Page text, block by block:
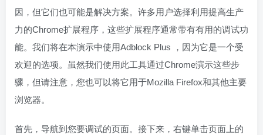
因，但它们也可能是解决方案。许多用户选择利用提高生产
力的Chrome扩展程序，这些扩展程序通常带有有用的调试功
能。我们将在本演示中使用Adblock Plus ，因为它是一个受
欢迎的选项。虽然我们使用此工具通过Chrome演示这些步
骤，但请注意，您也可以将它用于Mozilla Firefox和其他主要
浏览器。
首先，导航到您要调试的页面。接下来，右键单击页面上的